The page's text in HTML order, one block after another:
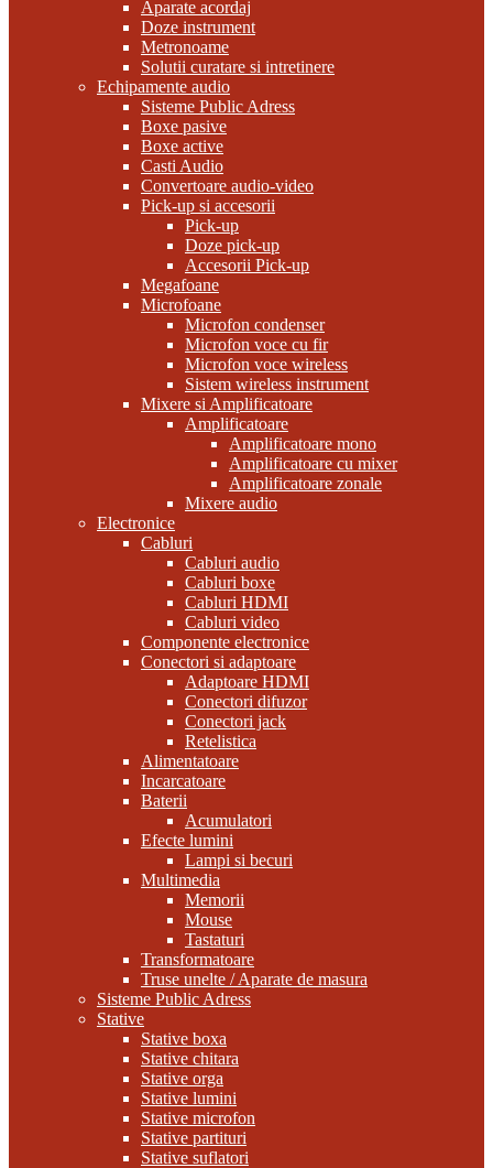
Aparate acordaj
Doze instrument
Metronoame
Solutii curatare si intretinere
Echipamente audio
Sisteme Public Adress
Boxe pasive
Boxe active
Casti Audio
Convertoare audio-video
Pick-up si accesorii
Pick-up
Doze pick-up
Accesorii Pick-up
Megafoane
Microfoane
Microfon condenser
Microfon voce cu fir
Microfon voce wireless
Sistem wireless instrument
Mixere si Amplificatoare
Amplificatoare
Amplificatoare mono
Amplificatoare cu mixer
Amplificatoare zonale
Mixere audio
Electronice
Cabluri
Cabluri audio
Cabluri boxe
Cabluri HDMI
Cabluri video
Componente electronice
Conectori si adaptoare
Adaptoare HDMI
Conectori difuzor
Conectori jack
Retelistica
Alimentatoare
Incarcatoare
Baterii
Acumulatori
Efecte lumini
Lampi si becuri
Multimedia
Memorii
Mouse
Tastaturi
Transformatoare
Truse unelte / Aparate de masura
Sisteme Public Adress
Stative
Stative boxa
Stative chitara
Stative orga
Stative lumini
Stative microfon
Stative partituri
Stative suflatori